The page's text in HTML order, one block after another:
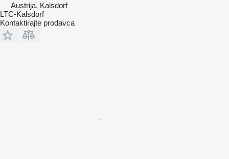
Austrija, Kalsdorf
LTC-Kalsdorf
Kontaktirajte prodavca